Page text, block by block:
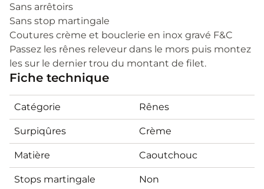
Sans arrêtoirs
Sans stop martingale
Coutures crème et bouclerie en inox gravé F&C
Passez les rênes releveur dans le mors puis montez
les sur le dernier trou du montant de filet.
Fiche technique
Catégorie Rênes
Surpiqûres Crème
Matière Caoutchouc
Stops martingale Non